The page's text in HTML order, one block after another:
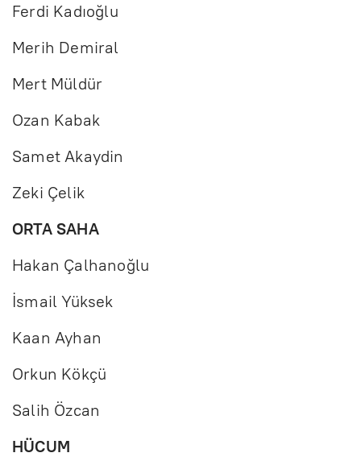
Ferdi Kadıoğlu
Merih Demiral
Mert Müldür
Ozan Kabak
Samet Akaydin
Zeki Çelik
ORTA SAHA
Hakan Çalhanoğlu
İsmail Yüksek
Kaan Ayhan
Orkun Kökçü
Salih Özcan
HÜCUM